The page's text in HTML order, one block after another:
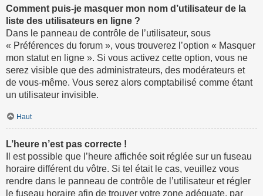
Comment puis-je masquer mon nom d’utilisateur de la
liste des utilisateurs en ligne ?
Dans le panneau de contrôle de l’utilisateur, sous
« Préférences du forum », vous trouverez l’option « Masquer
mon statut en ligne ». Si vous activez cette option, vous ne
serez visible que des administrateurs, des modérateurs et
de vous-même. Vous serez alors comptabilisé comme étant
un utilisateur invisible.
Haut
L’heure n’est pas correcte !
Il est possible que l’heure affichée soit réglée sur un fuseau
horaire différent du vôtre. Si tel était le cas, veuillez vous
rendre dans le panneau de contrôle de l’utilisateur et régler
le fuseau horaire afin de trouver votre zone adéquate, par